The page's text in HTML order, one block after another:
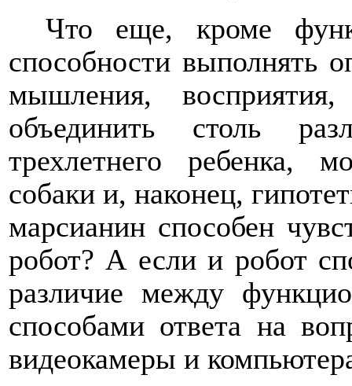
Что еще, кроме
способности выполнять
мышления,
объединить столь
трехлетнего ребенка,
собаки и, наконец,
марсианин способен
робот? А если и робот
различие между
способами ответа на
видеокамеры и